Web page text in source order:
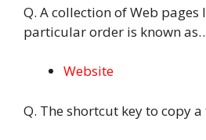
Q. A collection of Web
particular order is known
Website
Q. The shortcut key to copy